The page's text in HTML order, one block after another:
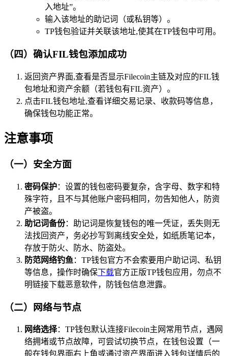
入地址”。
输入该地址的助记词（或私钥等）。
TP钱包验证并关联该地址,使其在TP钱包中可用。
（四）确认FIL钱包添加成功
返回资产界面,查看是否显示Filecoin主链及对应的FIL钱
包地址和资产余额（若钱包有FIL资产）。
点击FIL钱包地址,查看详细交易记录、收款码等信息，
确保钱包功能正常。
注意事项
（一）安全方面
密码保护：设置的钱包密码要复杂，含字母、数字和特
殊字符，且不与其他账户密码相同，勿告知他人，防资
产被盗。
助记词备份：助记词是恢复钱包的唯一凭证，丢失则无
法找回资产，务必抄写到离线安全处，如纸质笔记本，
存放于防火、防水、防盗处。
防范网络钓鱼 ：TP钱包官方不会索要用户助记词、私钥
等信息，操作时确保下载官方正版TP钱包应用，勿点不
明链接下载恶意软件，防钱包信息泄露。
（二）网络与节点
网络选择：TP钱包默认连接Filecoin主网常用节点，遇网
络拥堵或节点故障，可尝试切换节点，在钱包设置（一
般在钱包界面右上角或通过资产界面进入钱包详情后的